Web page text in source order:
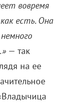
вовремя
есть. Она
— так
на ее